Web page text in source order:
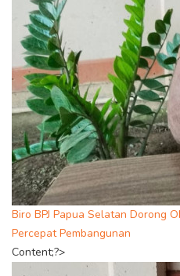
Biro BPJ Papua Selatan Dorong
Percepat Pembangunan
Content;?>